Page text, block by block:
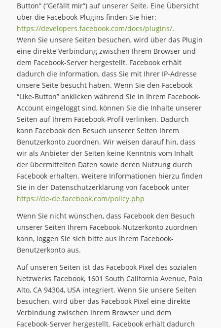
Button” (“Gefällt mir”) auf unserer Seite. Eine Übersicht
über die Facebook-Plugins finden Sie hier:
https://developers.facebook.com/docs/plugins/.
Wenn Sie unsere Seiten besuchen, wird über das Plugin
eine direkte Verbindung zwischen Ihrem Browser und
dem Facebook-Server hergestellt. Facebook erhält
dadurch die Information, dass Sie mit Ihrer IP-Adresse
unsere Seite besucht haben. Wenn Sie den Facebook
“Like-Button” anklicken während Sie in Ihrem Facebook-
Account eingeloggt sind, können Sie die Inhalte unserer
Seiten auf Ihrem Facebook-Profil verlinken. Dadurch
kann Facebook den Besuch unserer Seiten Ihrem
Benutzerkonto zuordnen. Wir weisen darauf hin, dass
wir als Anbieter der Seiten keine Kenntnis vom Inhalt
der übermittelten Daten sowie deren Nutzung durch
Facebook erhalten. Weitere Informationen hierzu finden
Sie in der Datenschutzerklärung von facebook unter
https://de-de.facebook.com/policy.php
Wenn Sie nicht wünschen, dass Facebook den Besuch
unserer Seiten Ihrem Facebook-Nutzerkonto zuordnen
kann, loggen Sie sich bitte aus Ihrem Facebook-
Benutzerkonto aus.
Auf unseren Seiten ist das Facebook Pixel des sozialen
Netzwerks Facebook, 1601 South California Avenue, Palo
Alto, CA 94304, USA integriert. Wenn Sie unsere Seiten
besuchen, wird über das Facebook Pixel eine direkte
Verbindung zwischen Ihrem Browser und dem
Facebook-Server hergestellt. Facebook erhält dadurch